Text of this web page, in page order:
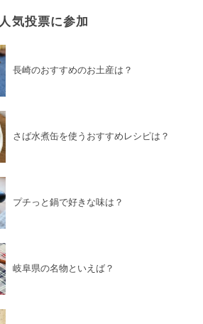
人気投票に参加
長崎のおすすめのお土産は？
さば水煮缶を使うおすすめレシピは？
プチっと鍋で好きな味は？
岐阜県の名物といえば？